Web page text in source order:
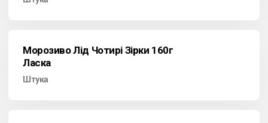
Морозиво Лід Чотирі Зірки 160г
Ласка
Штука